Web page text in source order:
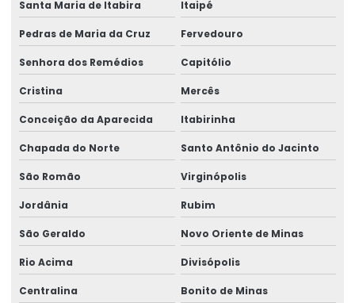
Santa Maria de Itabira Itaipé
Pedras de Maria da Cruz Fervedouro
Senhora dos Remédios Capitólio
Cristina Mercês
Conceição da Aparecida Itabirinha
Chapada do Norte Santo Antônio do Jacinto
São Romão Virginópolis
Jordânia Rubim
São Geraldo Novo Oriente de Minas
Rio Acima Divisópolis
Centralina Bonito de Minas